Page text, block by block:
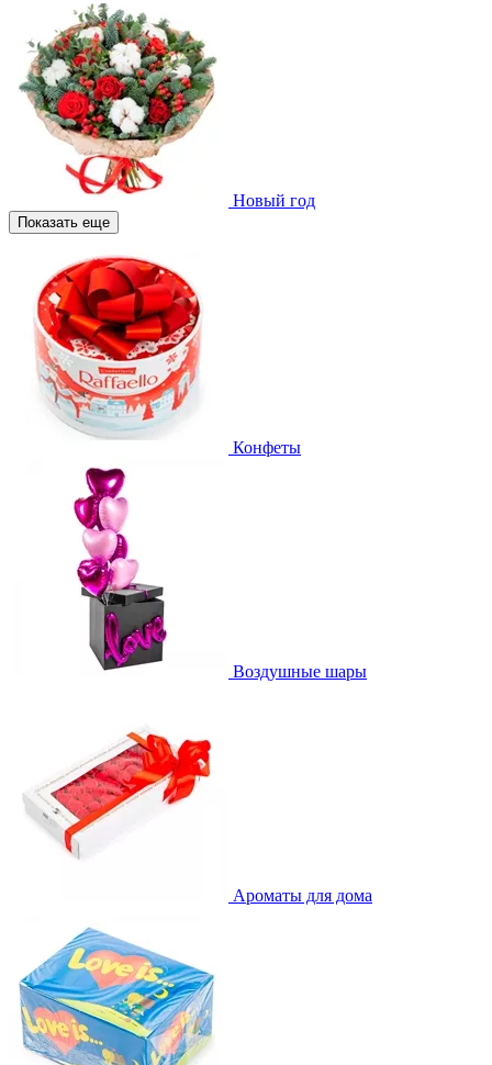
Новый год
Показать еще
Конфеты
Воздушные шары
Ароматы для дома